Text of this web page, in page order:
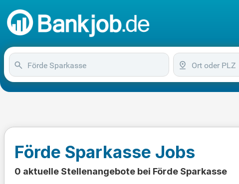
Förde Sparkasse Jobs
0 aktuelle Stellenangebote bei Förde Sparkasse